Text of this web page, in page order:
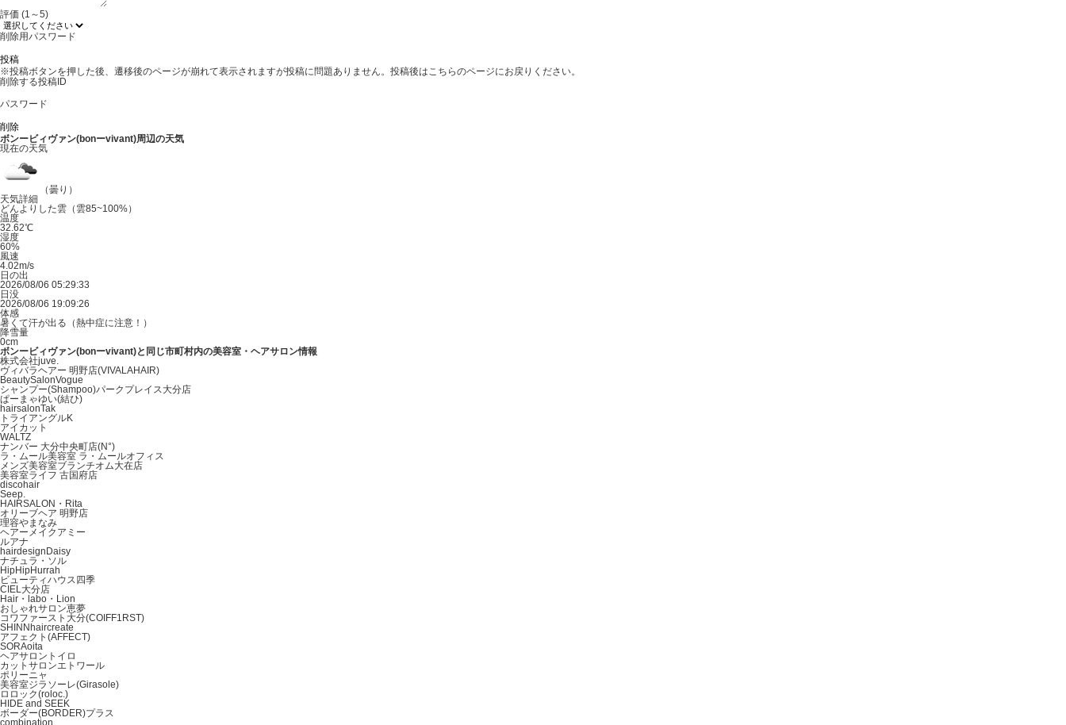
評価 (1～5)
削除用パスワード
※投稿ボタンを押した後、遷移後のページが崩れて表示されますが投稿に問題ありません。投稿後はこちらのページにお戻りください。
削除する投稿ID
パスワード
ボンービィヴァン(bonーvivant)周辺の天気
現在の天気
（曇り）
天気詳細
どんよりした雲（雲85~100%）
温度
32.62℃
湿度
60%
風速
4.02m/s
日の出
2026/08/06 05:29:33
日没
2026/08/06 19:09:26
体感
暑くて汗が出る（熱中症に注意！）
降雪量
0cm
ボンービィヴァン(bonーvivant)と同じ市町村内の美容室・ヘアサロン情報
株式会社juve.
ヴィバラヘアー 明野店(VIVALAHAIR)
BeautySalonVogue
シャンプー(Shampoo)パークプレイス大分店
ぱーまゃゆい(結ひ)
hairsalonTak
トライアングルK
アイカット
WALTZ
ナンバー 大分中央町店(N°)
ラ・ムール美容室 ラ・ムールオフィス
メンズ美容室ブランチオム大在店
美容室ライフ 古国府店
discohair
Seep.
HAIRSALON・Rita
オリーブヘア 明野店
理容やまなみ
ヘアーメイクアミー
ルアナ
hairdesignDaisy
ナチュラ・ソル
HipHipHurrah
ビューティハウス四季
CIEL大分店
Hair・labo・Lion
おしゃれサロン恵夢
コワファースト大分(COIFF1RST)
SHINNhaircreate
アフェクト(AFFECT)
SORAoita
ヘアサロントイロ
カットサロンエトワール
ポリーニャ
美容室ジラソーレ(Girasole)
ロロック(roloc.)
HIDE and SEEK
ボーダー(BORDER)プラス
combination